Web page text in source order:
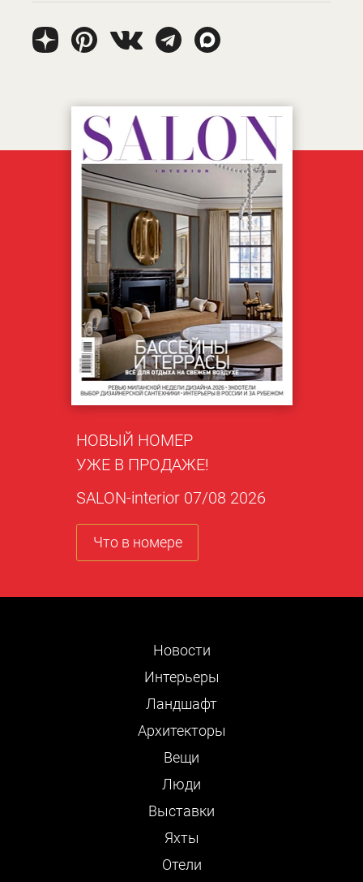
НОВЫЙ НОМЕР
УЖЕ В ПРОДАЖЕ!
SALON-interior 07/08 2026
Что в номере
Новости
Интерьеры
Ландшафт
Архитекторы
Вещи
Люди
Выставки
Яхты
Отели